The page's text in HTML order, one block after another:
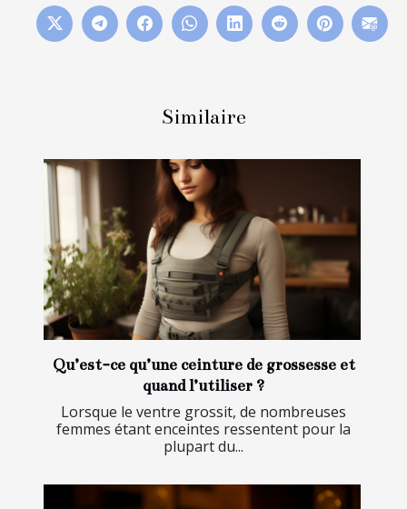
Similaire
Qu’est-ce qu’une ceinture de grossesse et
quand l’utiliser ?
Lorsque le ventre grossit, de nombreuses
femmes étant enceintes ressentent pour la
plupart du...